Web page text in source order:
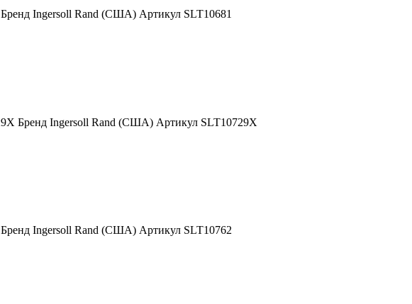
Ingersoll Rand (США) Артикул SLT10681
Бренд Ingersoll Rand (США) Артикул SLT10729X
Ingersoll Rand (США) Артикул SLT10762